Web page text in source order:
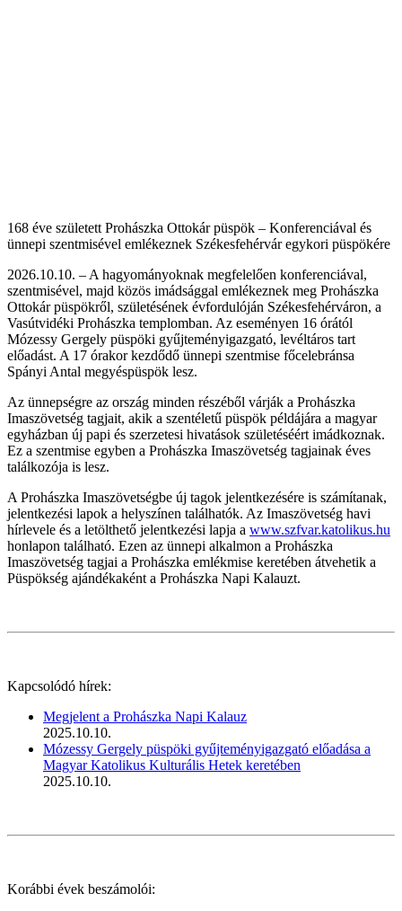
168 éve született Prohászka Ottokár püspök – Konferenciával és
ünnepi szentmisével emlékeznek Székesfehérvár egykori püspökére
2026.10.10. – A hagyományoknak megfelelően konferenciával,
szentmisével, majd közös imádsággal emlékeznek meg Prohászka
Ottokár püspökről, születésének évfordulóján Székesfehérváron, a
Vasútvidéki Prohászka templomban. Az eseményen 16 órától
Mózessy Gergely püspöki gyűjteményigazgató, levéltáros tart
előadást. A 17 órakor kezdődő ünnepi szentmise főcelebránsa
Spányi Antal megyéspüspök lesz.
Az ünnepségre az ország minden részéből várják a Prohászka
Imaszövetség tagjait, akik a szentéletű püspök példájára a magyar
egyházban új papi és szerzetesi hivatások születéséért imádkoznak.
Ez a szentmise egyben a Prohászka Imaszövetség tagjainak éves
találkozója is lesz.
A Prohászka Imaszövetségbe új tagok jelentkezésére is számítanak,
jelentkezési lapok a helyszínen találhatók. Az Imaszövetség havi
hírlevele és a letölthető jelentkezési lapja a www.szfvar.katolikus.hu
honlapon található. Ezen az ünnepi alkalmon a Prohászka
Imaszövetség tagjai a Prohászka emlékmise keretében átvehetik a
Püspökség ajándékaként a Prohászka Napi Kalauzt.
Kapcsolódó hírek:
Megjelent a Prohászka Napi Kalauz
2025.10.10.
Mózessy Gergely püspöki gyűjteményigazgató előadása a
Magyar Katolikus Kulturális Hetek keretében
2025.10.10.
Korábbi évek beszámolói: